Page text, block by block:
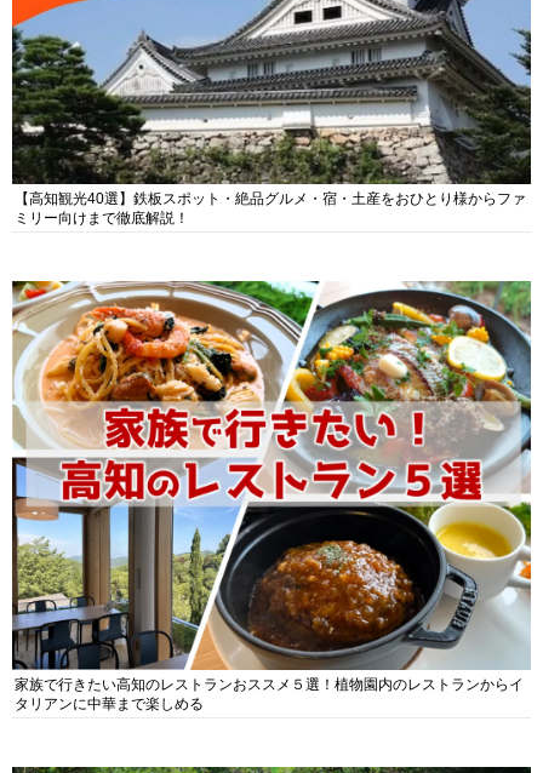
【高知観光40選】鉄板スポット・絶品グルメ・宿・土産をおひとり様からファ
ミリー向けまで徹底解説！
家族で行きたい高知のレストランおススメ５選！植物園内のレストランからイ
タリアンに中華まで楽しめる